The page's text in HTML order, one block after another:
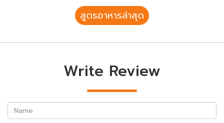
สูตรอาหารล่าสุด
Write Review
Name